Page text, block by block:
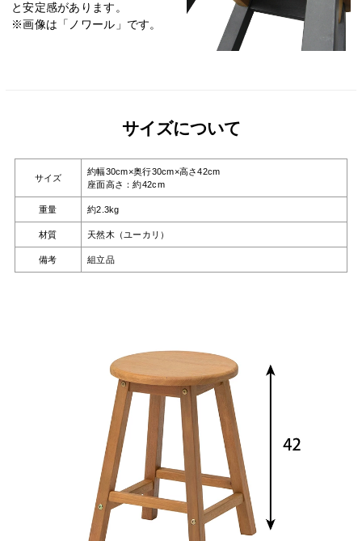
と安定感があります。
※画像は「ノワール」です。
サイズについて
サイズ
約幅30cm×奥行30cm×高さ42cm
座面高さ：約42cm
重量 約2.3kg
材質 天然木（ユーカリ）
備考 組立品